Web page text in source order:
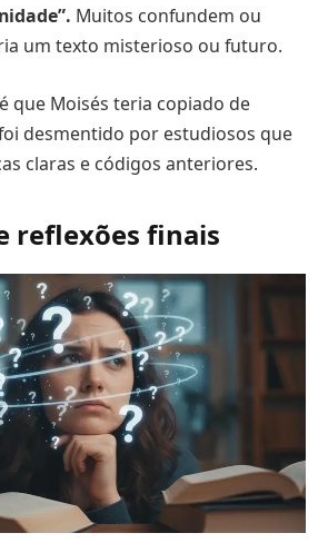
Muitos confundem ou
um texto misterioso ou futuro.
que Moisés teria copiado de
desmentido por estudiosos que
claras e códigos anteriores.
reflexões finais